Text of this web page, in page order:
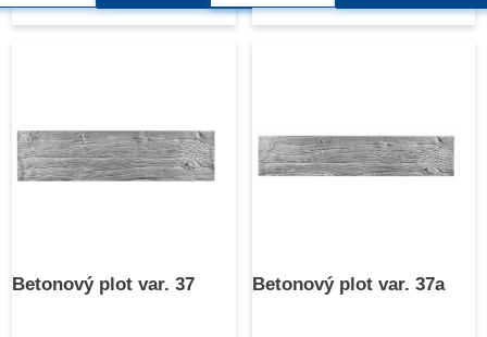
Betonový plot var. 37 Betonový plot var. 37a